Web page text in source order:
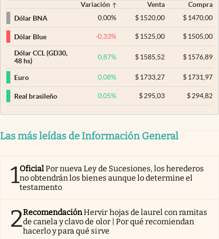
Variación Venta
Compra
Dólar BNA
0,00% $ 1520,00 $1470,00
Dólar Blue -0,33% $ 1525,00 $1505,00
Dólar CCL (GD30,
48 hs)
0,87% $ 1585,52 $1576,89
Euro 0,08% $ 1733,27 $1731,97
Real brasileño 0,05% $295,03 $294,82
Las más leídas de Información General
1OficialPor nueva Ley de Sucesiones, los herederos
no obtendrán los bienes aunque lo determine el
testamento
2RecomendaciónHervir hojas de laurel con ramitas
de canela y clavo de olor | Por qué recomiendan
hacerlo y para qué sirve